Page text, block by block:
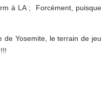
à LA ; Forcément, puisque
de Yosemite, le terrain de jeu